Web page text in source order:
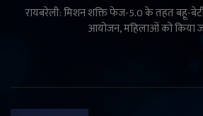
रायबरेली: मिशन शक्ति फेज-5.0 के तहत बहू-
आयोजन, महिलाओं को किया